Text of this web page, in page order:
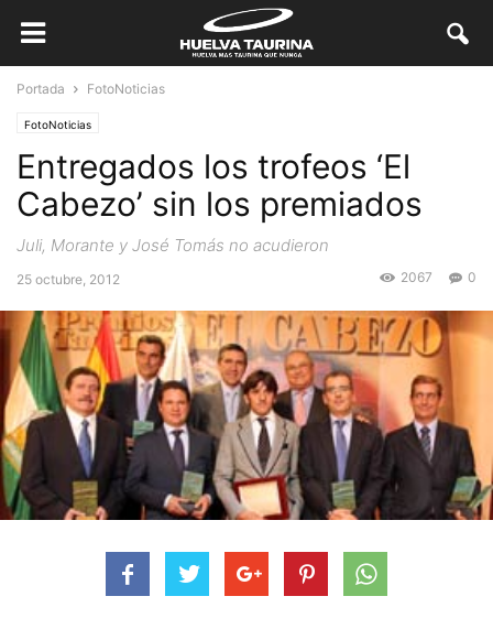
Portada FotoNoticias
FotoNoticias
Entregados los trofeos ‘El
Cabezo’ sin los premiados
Juli, Morante y José Tomás no acudieron
25 octubre, 2012 0
2067